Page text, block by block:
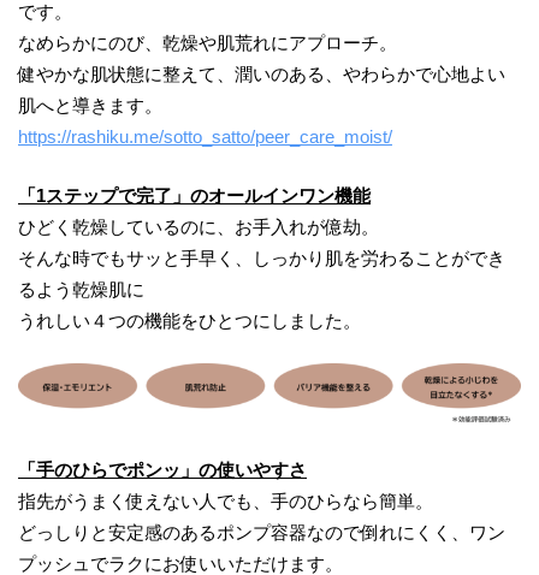
です。
なめらかにのび、乾燥や肌荒れにアプローチ。
健やかな肌状態に整えて、潤いのある、やわらかで心地よい
肌へと導きます。
https://rashiku.me/sotto_satto/peer_care_moist/
「1ステップで完了」のオールインワン機能
ひどく乾燥しているのに、お手入れが億劫。
そんな時でもサッと手早く、しっかり肌を労わることができ
るよう乾燥肌に
うれしい４つの機能をひとつにしました。
「手のひらでポンッ」の使いやすさ
指先がうまく使えない人でも、手のひらなら簡単。
どっしりと安定感のあるポンプ容器なので倒れにくく、ワン
プッシュでラクにお使いいただけます。